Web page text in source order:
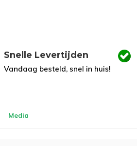
Snelle Levertijden
Vandaag besteld, snel in huis!
Media